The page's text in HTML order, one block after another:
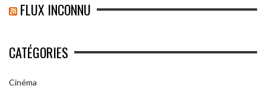
FLUX INCONNU
CATÉGORIES
Cinéma